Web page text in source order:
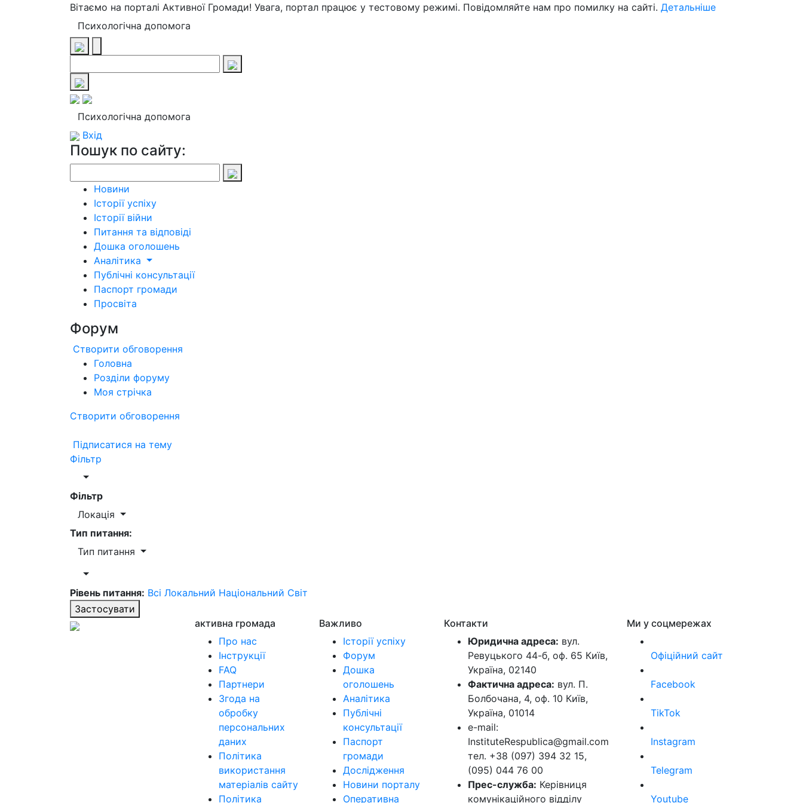
Вітаємо на порталі Активної Громади! Увага, портал працює у тестовому режимі. Повідомляйте нам про помилку на сайті. Детальніше
Психологічна допомога
Психологічна допомога
Вхід
Пошук по сайту:
Новини
Історії успіху
Історії війни
Питання та відповіді
Дошка оголошень
Аналітика
Публічні консультації
Паспорт громади
Просвіта
Форум
Створити обговорення
Головна
Розділи форуму
Моя стрічка
Створити обговорення
Підписатися на тему
Фільтр
Фільтр
Локація
Тип питання:
Тип питання
Рівень питання: Всі Локальний Національний Світ
Застосувати
активна громада
Про нас
Інструкції
FAQ
Партнери
Згода на
обробку
персональних
даних
Політика
використання
матеріалів сайту
Політика
Важливо
Історії успіху
Форум
Дошка
оголошень
Аналітика
Публічні
консультації
Паспорт
громади
Дослідження
Новини порталу
Оперативна
Контакти
Юридична адреса: вул.
Ревуцького 44-б, оф. 65 Київ,
Україна, 02140
Фактична адреса: вул. П.
Болбочана, 4, оф. 10 Київ,
Україна, 01014
e-mail:
InstituteRespublica@gmail.com
тел. +38 (097) 394 32 15,
(095) 044 76 00
Прес-служба: Керівниця
комунікаційного відділу
Ми у соцмережах
Офіційний сайт
Facebook
TikTok
Instagram
Telegram
Youtube